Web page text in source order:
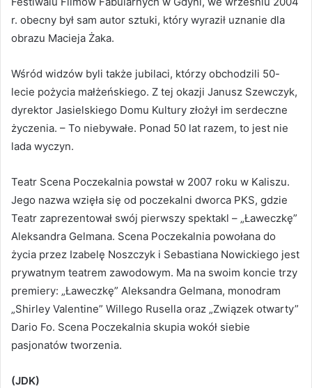
r. obecny był sam autor sztuki, który wyraził uznanie dla
obrazu Macieja Żaka.
Wśród widzów byli także jubilaci, którzy obchodzili 50-
lecie pożycia małżeńskiego. Z tej okazji Janusz Szewczyk,
dyrektor Jasielskiego Domu Kultury złożył im serdeczne
życzenia. – To niebywałe. Ponad 50 lat razem, to jest nie
lada wyczyn.
Teatr Scena Poczekalnia powstał w 2007 roku w Kaliszu.
Jego nazwa wzięła się od poczekalni dworca PKS, gdzie
Teatr zaprezentował swój pierwszy spektakl – „Ławeczkę”
Aleksandra Gelmana. Scena Poczekalnia powołana do
życia przez Izabelę Noszczyk i Sebastiana Nowickiego jest
prywatnym teatrem zawodowym. Ma na swoim koncie trzy
premiery: „Ławeczkę” Aleksandra Gelmana, monodram
„Shirley Valentine” Willego Rusella oraz „Związek otwarty”
Dario Fo. Scena Poczekalnia skupia wokół siebie
pasjonatów tworzenia.
(JDK)